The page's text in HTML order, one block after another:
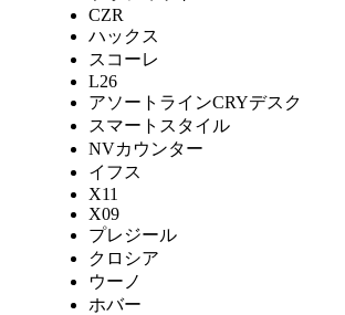
CZR
ハックス
スコーレ
L26
アソートラインCRYデスク
スマートスタイル
NVカウンター
イフス
X11
X09
プレジール
クロシア
ウーノ
ホバー